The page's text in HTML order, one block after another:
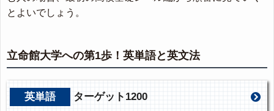
とよいでしょう。
立命館大学への第1歩！英単語と英文法
英単語 ターゲット1200